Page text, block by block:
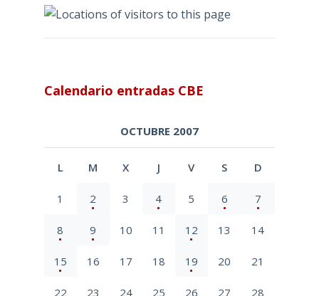
Calendario entradas CBE
OCTUBRE 2007
L M X J V S D
1 2 3 4 5 6 7
8 9 10 11 12 13 14
15 16 17 18 19 20 21
22 23 24 25 26 27 28